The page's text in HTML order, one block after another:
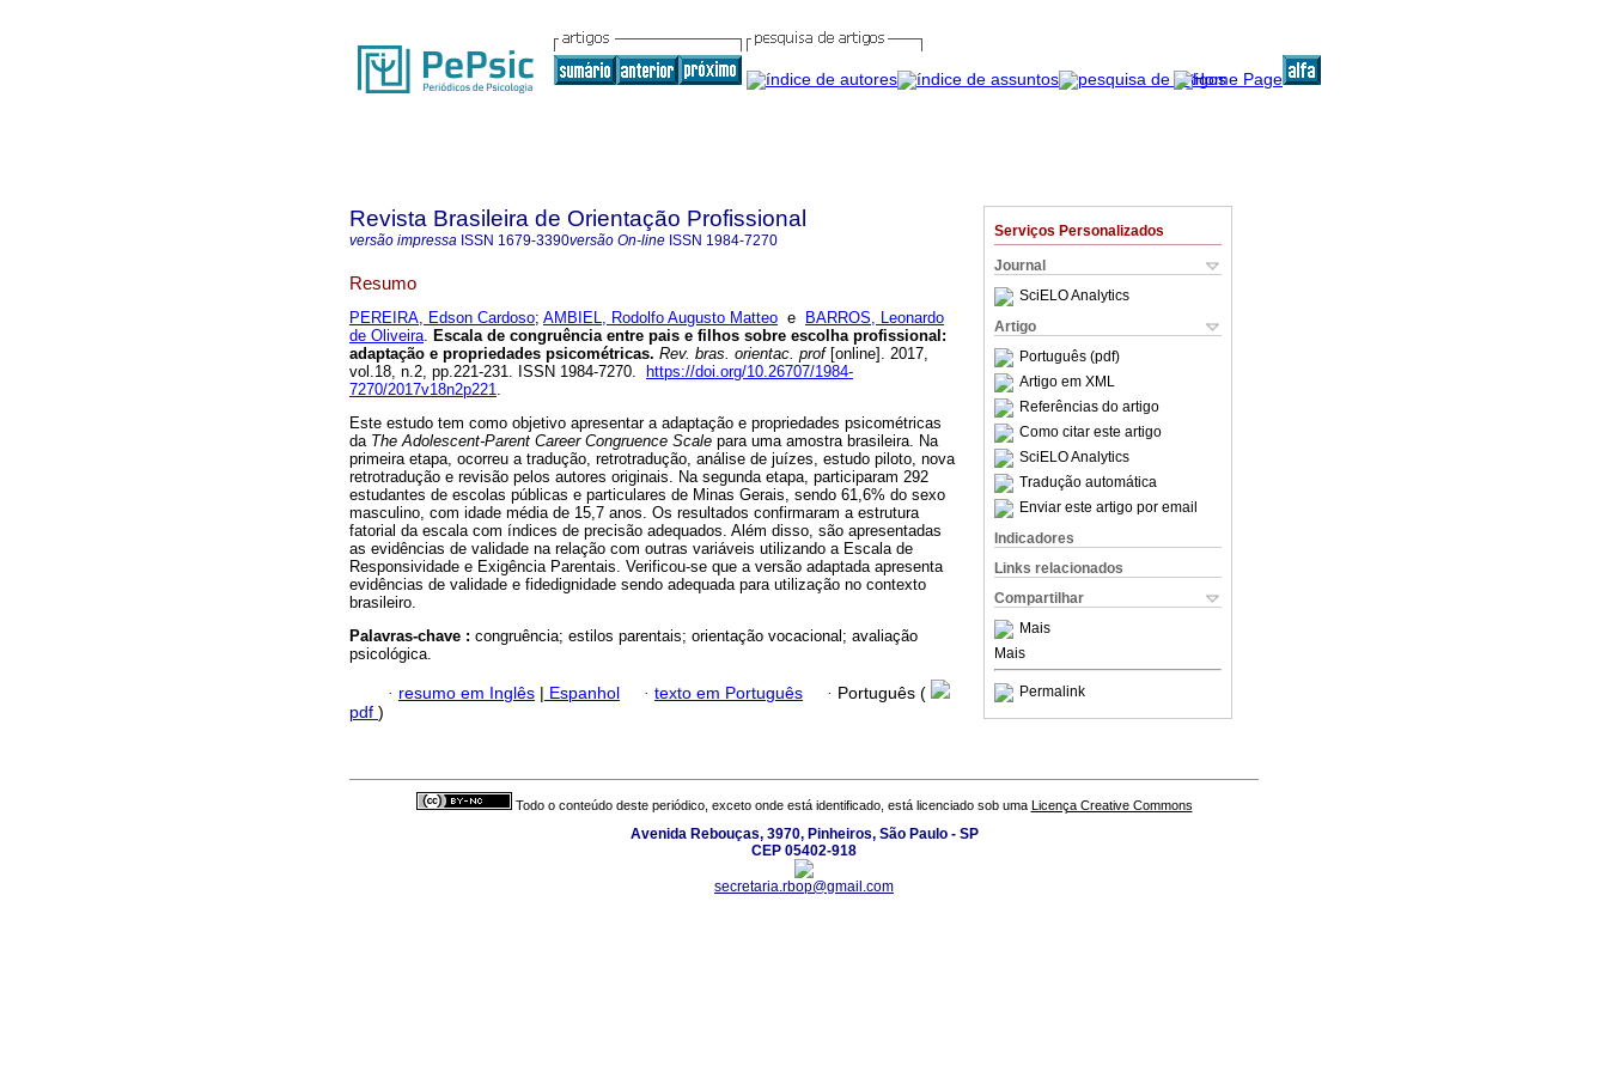
Serviços Personalizados
Journal
SciELO Analytics
Artigo
Português (pdf)
Artigo em XML
Referências do artigo
Como citar este artigo
SciELO Analytics
Tradução automática
Enviar este artigo por email
Indicadores
Links relacionados
Compartilhar
Mais
Mais
Permalink
Revista Brasileira de Orientação Profissional
versão impressa ISSN 1679-3390versão On-line ISSN 1984-7270
Resumo
PEREIRA, Edson Cardoso; AMBIEL, Rodolfo Augusto Matteo e
BARROS, Leonardo
de Oliveira. Escala de congruência entre pais e filhos sobre escolha profissional :
adaptação e propriedades psicométricas. Rev. bras. orientac. prof[online]. 2017,
vol.18, n.2, pp.221-231. ISSN 1984-7270.
https://doi.org/10.26707/1984-
7270/2017v18n2p221.
Este estudo tem como objetivo apresentar a adaptação e propriedades psicométricas
da The Adolescent-Parent Career Congruence Scale para uma amostra brasileira. Na
primeira etapa, ocorreu a tradução, retrotradução, análise de juízes, estudo piloto, nova
retrotradução e revisão pelos autores originais. Na segunda etapa, participaram 292
estudantes de escolas públicas e particulares de Minas Gerais, sendo 61,6% do sexo
masculino, com idade média de 15,7 anos. Os resultados confirmaram a estrutura
fatorial da escala com índices de precisão adequados. Além disso, são apresentadas
as evidências de validade na relação com outras variáveis utilizando a Escala de
Responsividade e Exigência Parentais. Verificou-se que a versão adaptada apresenta
evidências de validade e fidedignidade sendo adequada para utilização no contexto
brasileiro.
Palavras-chave : congruência; estilos parentais; orientação vocacional; avaliação
psicológica.
· resumo em Inglês | Espanhol · texto em Português · Português (
pdf )
Todo o conteúdo deste periódico, exceto onde está identificado, está licenciado sob uma Licença Creative Commons
Avenida Rebouças, 3970, Pinheiros, São Paulo - SP
CEP 05402-918
secretaria.rbop@gmail.com